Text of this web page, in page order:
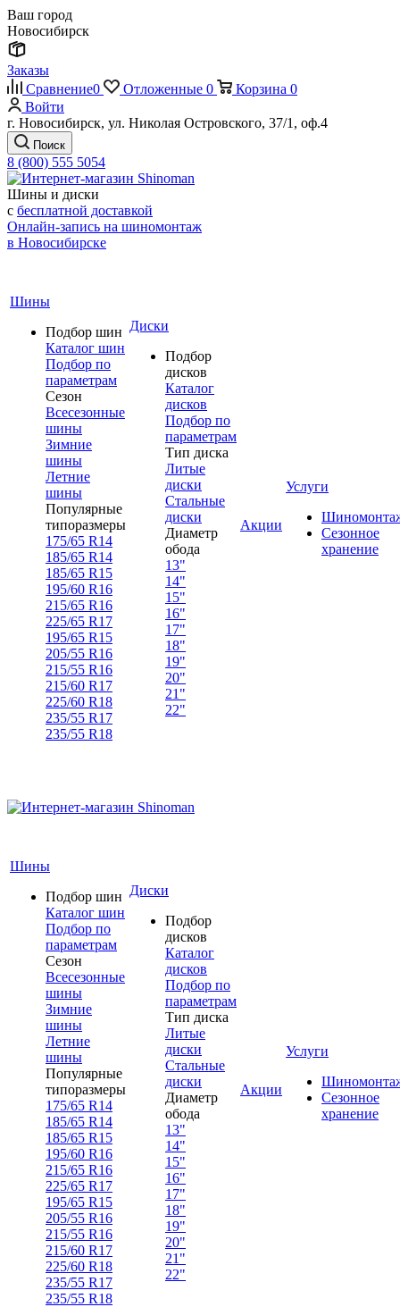
Ваш город
Новосибирск
Заказы
Сравнение0 Отложенные 0 Корзина 0
Войти
г. Новосибирск, ул. Николая Островского, 37/1, оф.4
Поиск
8 (800) 555 5054
Шины и диски
с бесплатной доставкой
Онлайн-запись на шиномонтаж
в Новосибирске
Шины
Подбор шин
Каталог шин
Подбор по
параметрам
Сезон
Всесезонные
шины
Зимние
шины
Летние
шины
Популярные
типоразмеры
175/65 R14
185/65 R14
185/65 R15
195/60 R16
215/65 R16
225/65 R17
195/65 R15
205/55 R16
215/55 R16
215/60 R17
225/60 R18
235/55 R17
235/55 R18
Диски
Подбор
дисков
Каталог
дисков
Подбор по
параметрам
Тип диска
Литые
диски
Стальные
диски
Диаметр
обода
13"
14"
15"
16"
17"
18"
19"
20"
21"
22"
Акции
Услуги
Сезонное
хранение
Шины
Подбор шин
Каталог шин
Подбор по
параметрам
Сезон
Всесезонные
шины
Зимние
шины
Летние
шины
Популярные
типоразмеры
175/65 R14
185/65 R14
185/65 R15
195/60 R16
215/65 R16
225/65 R17
195/65 R15
205/55 R16
215/55 R16
215/60 R17
225/60 R18
235/55 R17
235/55 R18
Диски
Подбор
дисков
Каталог
дисков
Подбор по
параметрам
Тип диска
Литые
диски
Стальные
диски
Диаметр
обода
13"
14"
15"
16"
17"
18"
19"
20"
21"
22"
Акции
Услуги
Сезонное
хранение